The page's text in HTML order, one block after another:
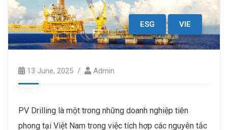
ESG VIE
13 June, 2025 Admin
PV Drilling là một trong những doanh nghiệp tiên
phong tại Việt Nam trong việc tích hợp các nguyên tắc